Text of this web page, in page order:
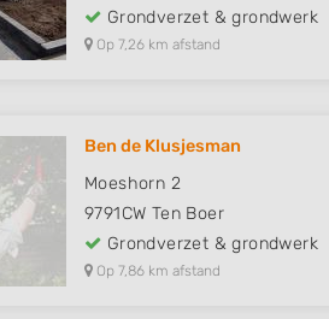
Grondverzet & grondwerk
Op 7,26 km afstand
Ben de Klusjesman
Moeshorn 2
9791CW Ten Boer
Grondverzet & grondwerk
Op 7,86 km afstand